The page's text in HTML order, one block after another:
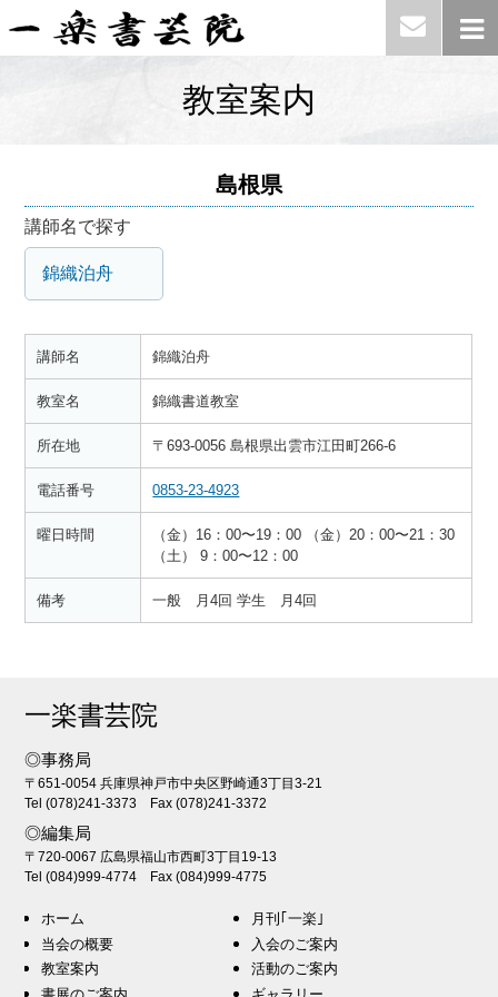
教室案内
島根県
講師名で探す
錦織泊舟
講師名 錦織泊舟
教室名 錦織書道教室
所在地 〒693-0056 島根県出雲市江田町266-6
電話番号 0853-23-4923
曜日時間
（金）16：00〜19：00 （金）20：00〜21：30
（土） 9：00〜12：00
備考 一般 月4回 学生 月4回
一楽書芸院
◎事務局
〒651-0054 兵庫県神戸市中央区野崎通3丁目3-21
Tel (078)241-3373 Fax (078)241-3372
◎編集局
〒720-0067 広島県福山市西町3丁目19-13
Tel (084)999-4774 Fax (084)999-4775
ホーム
月刊｢一楽｣
当会の概要
入会のご案内
教室案内
活動のご案内